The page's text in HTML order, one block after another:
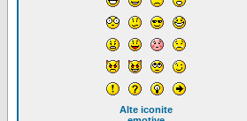
Alte iconite